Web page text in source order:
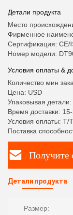
Детали продукта
Место
Фирменное
Сертификация: CE/
Номер модели:
Условия оплаты &
Количество мин
Цена: USD
Упаковывая
Время доставки:
Условия оплаты: Т/
Поставка
Детали продукта
Размер: